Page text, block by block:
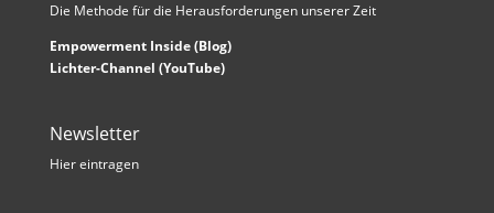
Die Methode für die Herausforderungen unserer Zeit
Empowerment Inside (Blog)
Lichter-Channel (YouTube)
Newsletter
Hier eintragen